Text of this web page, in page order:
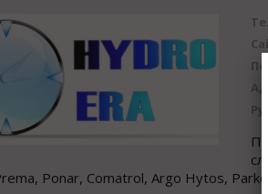
Ponar, Comatrol, Argo Hytos,